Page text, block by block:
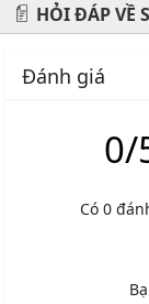
HỎI ĐÁP VỀ
Đánh giá
0/
Có 0